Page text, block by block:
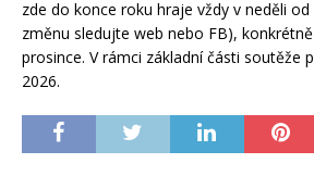
zde do konce roku hraje vždy v neděli
změnu sledujte web nebo FB),
prosince. V rámci základní části soutěže
2026.